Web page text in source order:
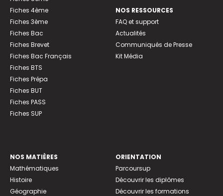
Fiches 4ème
Fiches 3ème
Fiches Bac
Fiches Brevet
Fiches Bac Français
Fiches BTS
Fiches Prépa
Fiches BUT
Fiches PASS
Fiches SUP
NOS RESSOURCES
FAQ et support
Actualités
Communiqués de Presse
Kit Média
NOS MATIÈRES
Mathématiques
Histoire
Géographie
ORIENTATION
Parcoursup
Découvrir les diplômes
Découvrir les formations